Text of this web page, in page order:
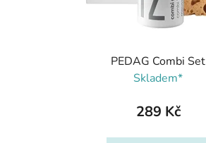
PEDAG Combi Set
Skladem*
289 Kč